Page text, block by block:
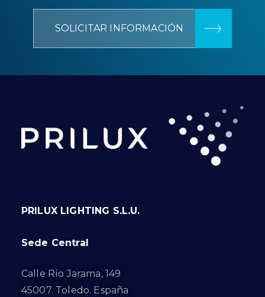
SOLICITAR INFORMACIÓN
PRILUX LIGHTING S.L.U.
Sede Central
Calle Río Jarama, 149
45007. Toledo. España